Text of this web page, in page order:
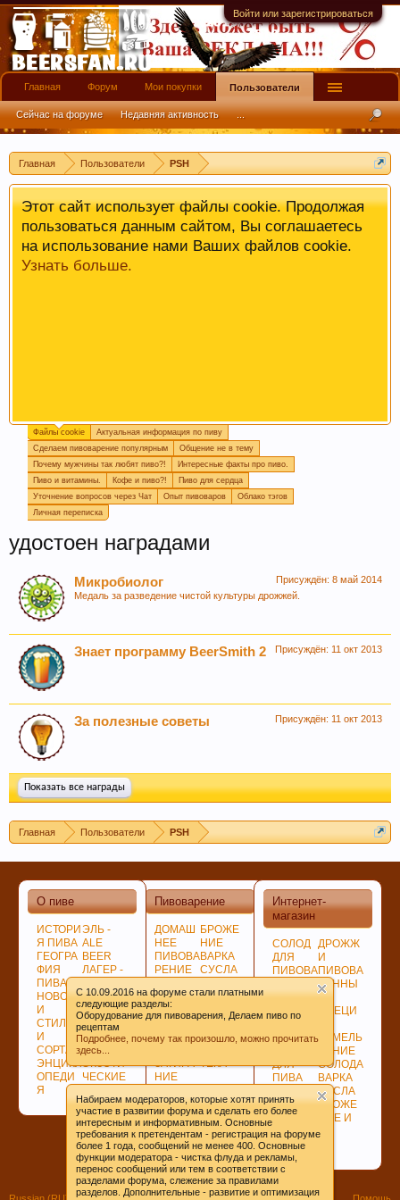
Войти или зарегистрироваться
Главная Пользователи PSH
имеют информационной ценности! СПАСИБО
Этот сайт использует файлы cookie. Продолжая
пользоваться данным сайтом, Вы соглашаетесь
на использование нами Ваших файлов cookie.
Узнать больше.
Пишите вподписьили вкалендарь варок
пиво у вас сейчас готовится, так легче дать
четкий ответ или совет.
Если Вам нравится наш сайт, форум и
интернет-магазин, пожалуйста, поделитесь
ссылкой в соц сетях и в соц закладках. Тем
самым нас станет больше :) Спасибо!
Любое общение, которое не по-теме ПРОШУ
переносить в
При приеме пива у мужчин выделяется гормон
дофамин, отвечающий за чувство
удовлетворения. При этом удовольствие
Файлы cookie
Актуальная информация по пиву
Сделаем пивоварение популярным
Общение не в тему
Почему мужчины так любят пиво?!
Интересные факты про пиво.
Пиво и витамины.
Кофе и пиво?!
Пиво для сердца
Уточнение вопросов через Чат
Опыт пивоваров
Облако тэгов
Личная переписка
C 10.09.2016 на форуме стали платными
следующие разделы:
Оборудование для пивоварения, Делаем пиво по
рецептам
Подробнее, почему так произошло, можно прочитать
здесь...
Набираем модераторов, которые хотят принять
участие в развитии форума и сделать его более
интересным и информативным. Основные
требования к претендентам - регистрация на форуме
более 1 года, сообщений не менее 400. Основные
функции модератора - чистка флуда и рекламы,
перенос сообщений или тем в соответствии с
разделами форума, слежение за правилами
разделов. Дополнительные - развитие и оптимизация
удостоен наградами
Присуждён: 8 май 2014
Микробиолог
Медаль за разведение чистой культуры дрожжей.
Присуждён: 11 окт 2013
Знает программу BeerSmith 2
Присуждён: 11 окт 2013
За полезные советы
Показать все награды
Главная Пользователи PSH
Главная Форум Мои покупки Пользователи
Сейчас на форуме Недавняя активность ...
Интернет-
магазин
СОЛОД
ДЛЯ
ПИВОВА
НЕСОЛ
ОЖЕНО
СЫРЬЁ
ДЛЯ
ПИВА
ВАРКИ
ХМЕЛЯ
ДРОЖЖ
И
ПИВОВА
РЕННЫ
Е
СПЕЦИ
ИЗМЕЛЬ
ЧЕНИЕ
СОЛОДА
ВАРКА
СУСЛА
БРОЖЕ
НИЕ И
ВЫДЕРЖКА
ПИВА
О пиве
ИСТОРИ
Я ПИВА
ГЕОГРА
ФИЯ
ПИВА
НОВОСТ
И
СТИЛИ
И
СОРТА
ЭНЦИКЛ
ОПЕДИ
Я
ЭЛЬ -
ALE
BEER
ЛАГЕР -
ПО
ЦВЕТУ
ГИБРИД
НЫЕ
СОРТА
ЭКЗОТИ
ЧЕСКИЕ
Пивоварение
ДОМАШ
НЕЕ
ПИВОВА
РЕНИЕ
ОВКА,
ПРОГРА
СОВЕТ
ЗАТИРА
НИЕ
БРОЖЕ
НИЕ
ВАРКА
СУСЛА
LAGER
СОЗРЕВ
АНИЕ
ПИВА
ТЕКА